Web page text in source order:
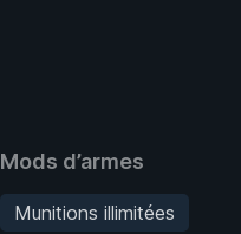
Mods d’armes
Munitions illimitées